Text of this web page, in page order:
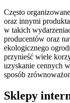
Często
oraz innymi
w takich
producentów oraz
ekologicznego
przynieść wiele
uzyskanie cennych
sposób
Sklepy